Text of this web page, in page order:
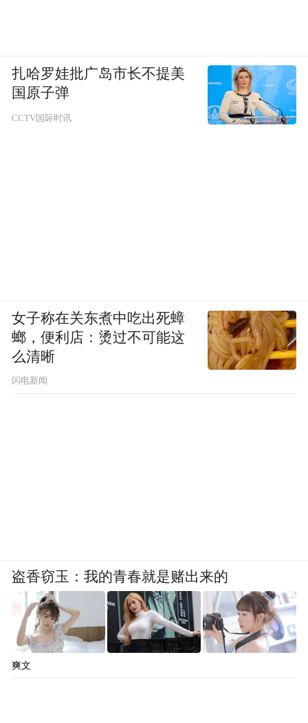
扎哈罗娃批广岛市长不提美
国原子弹
CCTV国际时讯
女子称在关东煮中吃出死蟑
螂，便利店：烫过不可能这
么清晰
闪电新闻
盗香窃玉：我的青春就是赌出来的
爽文